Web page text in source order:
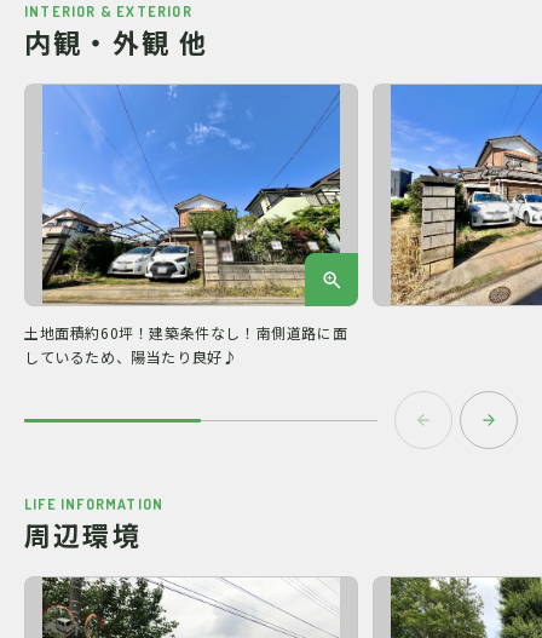
INTERIOR & EXTERIOR
内観・外観 他
土地面積約60坪！建築条件なし！南側道路に面
しているため、陽当たり良好♪
LIFE INFORMATION
周辺環境